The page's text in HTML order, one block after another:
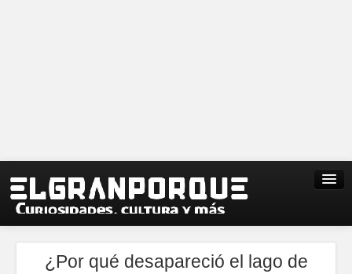
¿Por qué desapareció el lago de